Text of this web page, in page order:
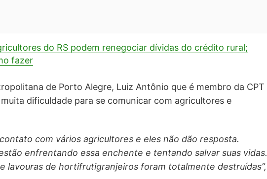
do RS podem renegociar dívidas do crédito rural;
fazer
de Porto Alegre, Luiz Antônio que é membro da CPT
dificuldade para se comunicar com agricultores e
com vários agricultores e eles não dão resposta.
enfrentando essa enchente e tentando salvar suas vidas.
lavouras de hortifrutigranjeiros foram totalmente destruídas”,